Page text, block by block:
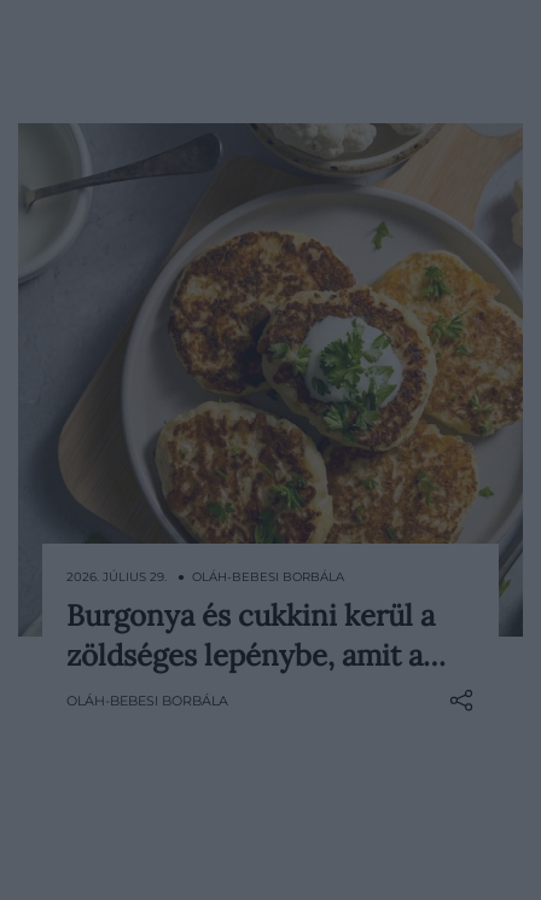
Kívül aranybarnára pirul, belül puha és
szaftos marad, ráadásul néhány
hétköznapi zöldségből könnyen
2026. JÚLIUS 29. ● OLÁH-BEBESI BORBÁLA
Burgonya és cukkini kerül a
zöldséges lepénybe, amit a…
OLÁH-BEBESI BORBÁLA